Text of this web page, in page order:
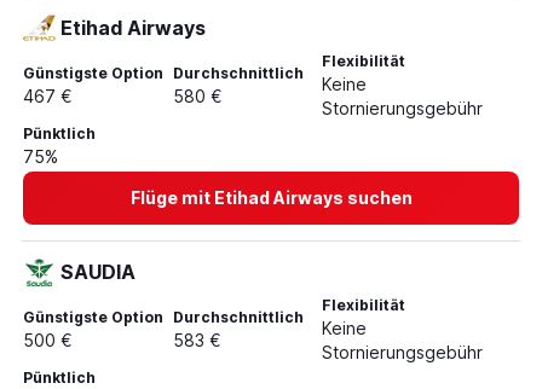
Etihad Airways
Günstigste Option
467 €
Durchschnittlich
580 €
Flexibilität
Keine
Stornierungsgebühr
Pünktlich
75%
Flüge mit Etihad Airways suchen
SAUDIA
Günstigste Option
500 €
Durchschnittlich
583 €
Flexibilität
Keine
Stornierungsgebühr
Pünktlich